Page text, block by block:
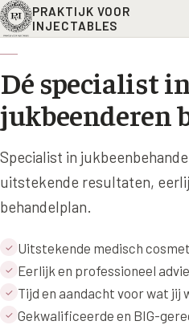
PRAKTIJK VOOR
INJECTABLES
Dé specialist in
jukbeenderen
Specialist in
uitstekende resultaten,
behandelplan.
✓ Uitstekende medisch
✓ Eerlijk en professioneel
✓ Tijd en aandacht voor wat jij
✓ Gekwalificeerde en BIG-